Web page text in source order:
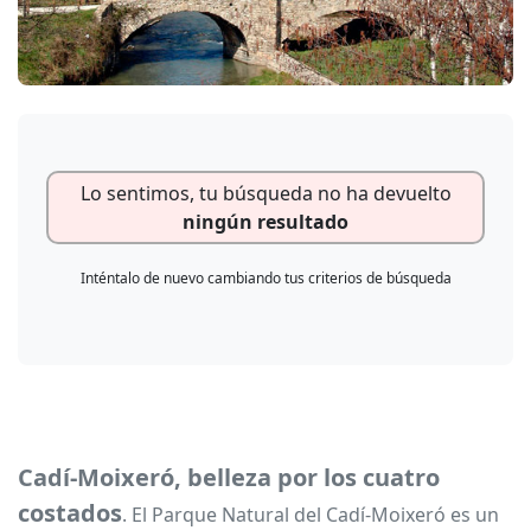
Lo sentimos, tu búsqueda no ha devuelto
ningún resultado
Inténtalo de nuevo cambiando tus criterios de búsqueda
Cadí-Moixeró, belleza por los cuatro
costados. El Parque Natural del Cadí-Moixeró es un